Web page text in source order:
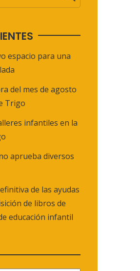
espacio para una
del mes de agosto
Trigo
infantiles en la
aprueba diversos
de las ayudas
de libros de
educación infantil